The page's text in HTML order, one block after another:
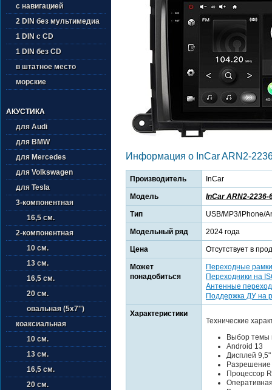
с навигацией
2 DIN без мультимедиа
1 DIN с CD
1 DIN без CD
в штатное место
морские
АКУСТИКА
для Audi
для BMW
для Mercedes
для Volkswagen
для Tesla
3-компонентная
16,5 см.
2-компонентная
10 см.
13 см.
16,5 см.
20 см.
овальная (5х7'')
коаксиальная
10 см.
13 см.
16,5 см.
20 см.
Информация о InCar ARN2-
Производитель InCar
Модель InCar ARN2-2236-
Тип USB/MP3/iPhone/
Модельный ряд 2024 года
Цена Отсутствует в
Может
понадобиться
Переходные рамки
Переходники на
Антенные
Поддержка ДУ на
Характеристики
Технические
Выбор темы
Android 13
Дисплей
Процессор